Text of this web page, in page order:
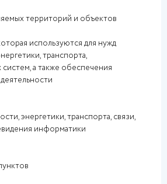
территорий и объектов
используются для нужд
транспорта,
а также обеспечения
энергетики, транспорта, связи,
информатики